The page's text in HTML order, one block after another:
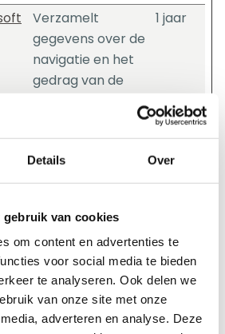
Details Over
gebruik van cookies
om content en advertenties te
voor social media te bieden
te analyseren. Ook delen we
van onze site met onze
adverteren en analyse. Deze
Verzamelt
gegevens over de
navigatie en het
gedrag van de
wordt gebruikt
om statistische
rapporten en
website-eigenaar
samen te stellen.
1 jaar
Registreert
statistische
gegevens over
1 dag